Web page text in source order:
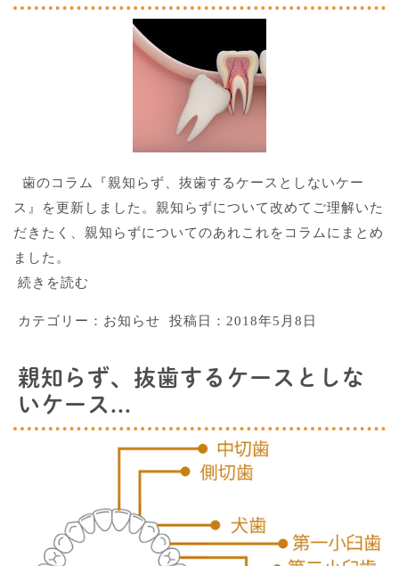
歯のコラム『親知らず、抜歯するケースとしないケー
ス』を更新しました。親知らずについて改めてご理解いた
だきたく、親知らずについてのあれこれをコラムにまとめ
ました。
続きを読む
カテゴリー： お知らせ 投稿日： 2018年5月8日
親知らず、抜歯するケースとしな
いケース...